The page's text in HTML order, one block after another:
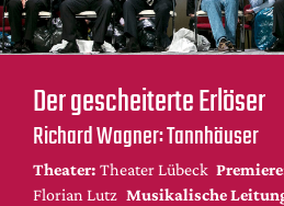
Bühnenwelt
Festivals & Veranstaltungen
Menschen & Theater
Themen
Internationales
Nachrufe
Der gescheiterte Erlöser
Richard Wagner: Tannhäuser
Theater: Theater Lübeck
Florian Lutz Musikalische